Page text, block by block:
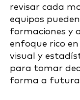
revisar cada
equipos
formaciones y
enfoque rico
visual y
para tomar
forma a